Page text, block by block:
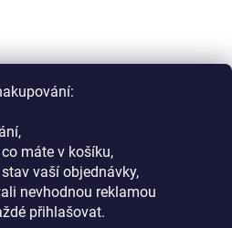
máte v košíku,
vaší objednávky,
nevhodnou reklamou
přihlašovat.